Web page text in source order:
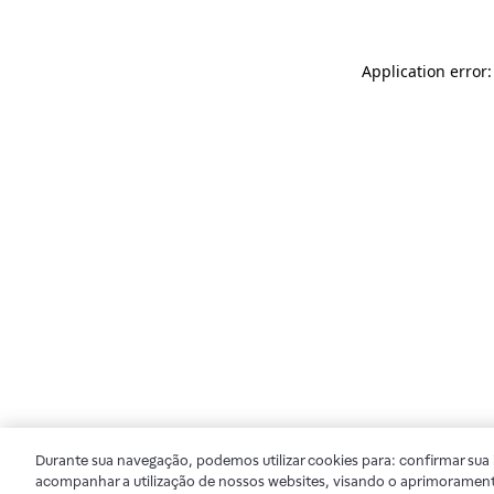
Application
Durante sua navegação, podemos utilizar cookies para: confirmar
acompanhar a utilização de nossos websites, visando o